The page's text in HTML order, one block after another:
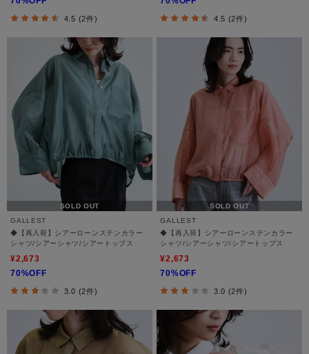
4.5 (2件) 4.5 (2件)
SOLD OUT
GALLEST
◆【再入荷】シアーローンステンカラー
シャツ/シアーシャツ/シアートップス
¥2,673
70%OFF
3.0 (2件)
SOLD OUT
GALLEST
◆【再入荷】シアーローンステンカラー
シャツ/シアーシャツ/シアートップス
¥2,673
70%OFF
3.0 (2件)